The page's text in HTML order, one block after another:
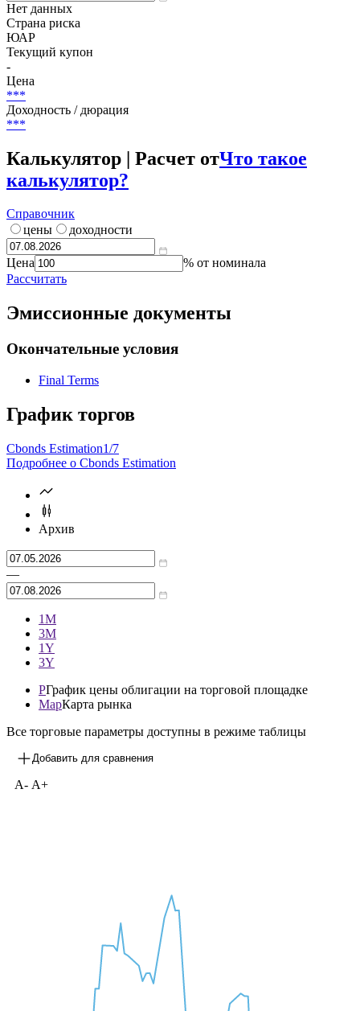
Нет данных
Страна риска
ЮАР
Текущий купон
-
Цена
***
Доходность / дюрация
***
Калькулятор | Расчет отЧто такое
калькулятор?
Справочник
цены
доходности
Цена
% от номинала
Рассчитать
Эмиссионные документы
Окончательные условия
Final Terms
График торгов
Cbonds Estimation1/7
Подробнее о Cbonds Estimation
Архив
—
1М
3М
1Y
3Y
PГрафик цены облигации на торговой площадке
MapКарта рынка
Все торговые параметры доступны в режиме таблицы
Добавить для сравнения